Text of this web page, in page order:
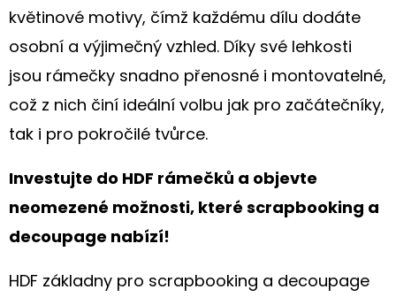
květinové motivy, čímž každému dílu dodáte
osobní a výjimečný vzhled. Díky své lehkosti
jsou rámečky snadno přenosné i montovatelné,
což z nich činí ideální volbu jak pro začátečníky,
tak i pro pokročilé tvůrce.
Investujte do HDF rámečků a objevte
neomezené možnosti, které scrapbooking a
decoupage nabízí!
HDF základny pro scrapbooking a decoupage